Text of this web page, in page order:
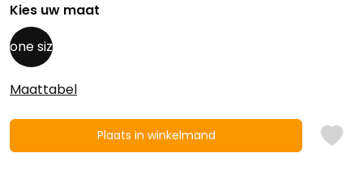
Kies uw maat
one siz
Maattabel
Plaats in winkelmand